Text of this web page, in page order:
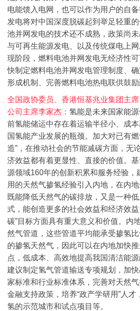
电能馈入电网，也可以作为用户的自备
发电将对中国深度脱碳起到举足轻重
池并网发电的技术还不成熟，政策尚
与可再生能源发电、以及传统煤电上网
现阶段，燃料电池并网发电无经济性
快制定燃料电池并网发电管理制度、
形成机制、完善燃料电池热电联供鼓励
全国政协委员、香港恒基兆业集团主
公司主席李家杰： 氢能是未来国家能
前氢能储运中存在着运输半径小、成
国氢能产业发展的瓶颈。 加大对已有
造”，在推动社会的节能减碳方面，无
济效益都有着更显性、直接的价值。
源领域160年的创新积累和服务经验，
用的天然气掺氢经验引入内地，在内
既能降低天然气的碳排放，又是一种
式，能创造更多的社会效益和经济效益
碳”目标方面具有重大意义和价值。 内
然气管道，这些管道平均能承受掺氢
的掺氢天然气，因此可以在内地加快
点，低成本、高效地提高我国清洁能源
建议制定氢气管道输送专项规划，加
家标准和行业标准体系，完善对天然
金融支持政策，培养“政产学研用”人
氢的示范城市和试点项目等。